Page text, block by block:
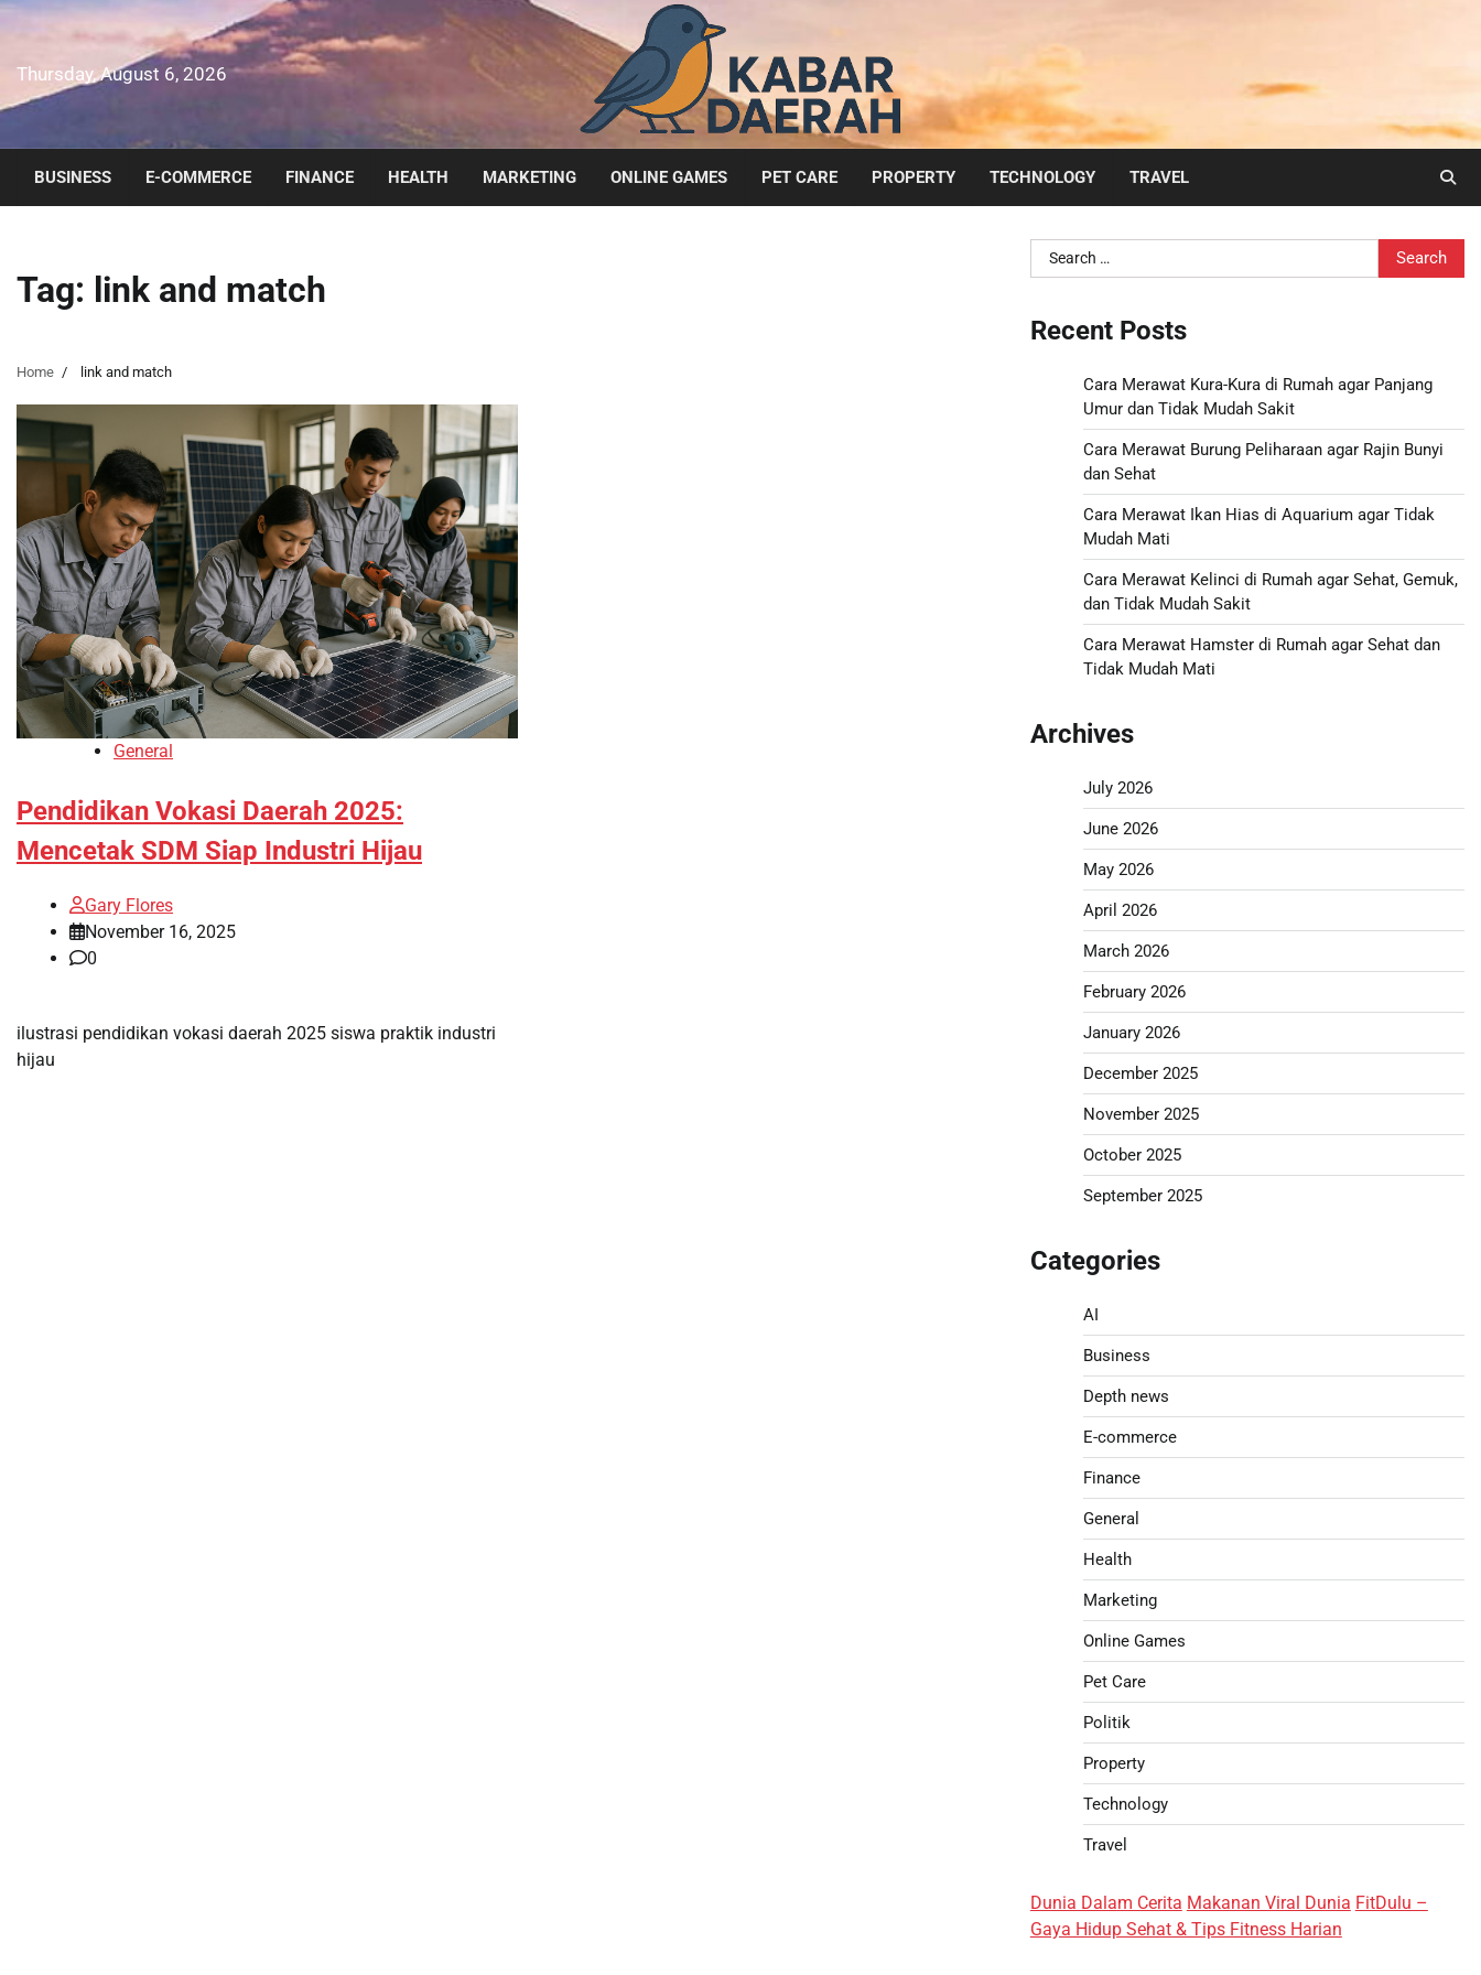
Skip
content
Thursday, August 6, 2026
BUSINESS E-COMMERCE FINANCE HEALTH MARKETING ONLINE GAMES PET CARE PROPERTY TECHNOLOGY TRAVEL
Tag: link and match
Home link and match
General
Pendidikan Vokasi Daerah 2025:
Mencetak SDM Siap Industri Hijau
Gary Flores
November 16, 2025
0
ilustrasi pendidikan vokasi daerah 2025 siswa praktik industri
hijau
Search
for:
Recent Posts
Cara Merawat Kura-Kura di Rumah agar Panjang
Umur dan Tidak Mudah Sakit
Cara Merawat Burung Peliharaan agar Rajin Bunyi
dan Sehat
Cara Merawat Ikan Hias di Aquarium agar Tidak
Mudah Mati
Cara Merawat Kelinci di Rumah agar Sehat, Gemuk,
dan Tidak Mudah Sakit
Cara Merawat Hamster di Rumah agar Sehat dan
Tidak Mudah Mati
Archives
July 2026
June 2026
May 2026
April 2026
March 2026
February 2026
January 2026
December 2025
November 2025
October 2025
September 2025
Categories
AI
Business
Depth news
E-commerce
Finance
General
Health
Marketing
Online Games
Pet Care
Politik
Property
Technology
Travel
Dunia Dalam Cerita Makanan Viral Dunia FitDulu –
Gaya Hidup Sehat & Tips Fitness Harian